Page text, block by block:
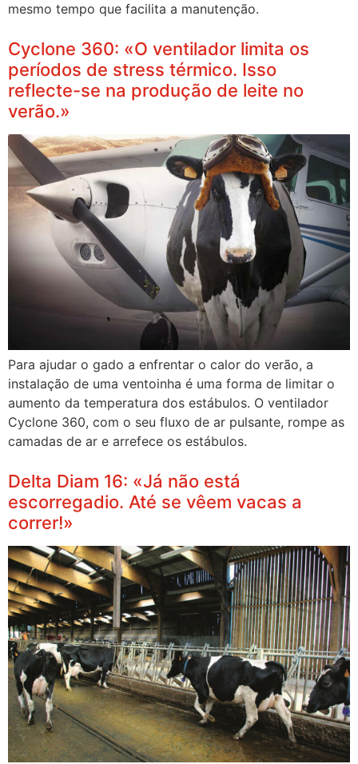
mesmo tempo que facilita a manutenção.
Cyclone 360: «O ventilador limita os
períodos de stress térmico. Isso
reflecte-se na produção de leite no
verão.»
Para ajudar o gado a enfrentar o calor do verão, a
instalação de uma ventoinha é uma forma de limitar o
aumento da temperatura dos estábulos. O ventilador
Cyclone 360, com o seu fluxo de ar pulsante, rompe as
camadas de ar e arrefece os estábulos.
Delta Diam 16: «Já não está
escorregadio. Até se vêem vacas a
correr!»